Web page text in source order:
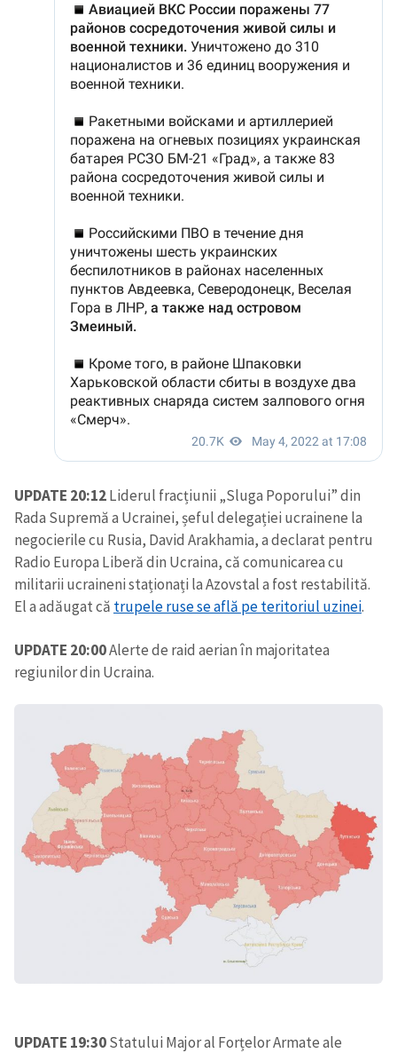
UPDATE 20:12Liderul fracțiunii „Sluga Poporului” din
Rada Supremă a Ucrainei, șeful delegației ucrainene la
negocierile cu Rusia, David Arakhamia, a declarat pentru
Radio Europa Liberă din Ucraina, că comunicarea cu
militarii ucraineni staționați la Azovstal a fost restabilită.
El a adăugat că trupele ruse se află pe teritoriul uzinei.
UPDATE 20:00Alerte de raid aerian în majoritatea
regiunilor din Ucraina.
UPDATE 19:30Statului Major al Forțelor Armate ale